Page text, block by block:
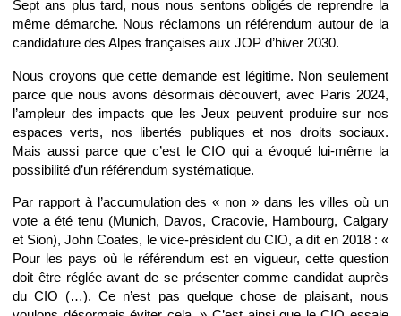
Sept ans plus tard, nous nous sentons obligés de reprendre la
même démarche. Nous réclamons un référendum autour de la
candidature des Alpes françaises aux JOP d’hiver 2030.
Nous croyons que cette demande est légitime. Non seulement
parce que nous avons désormais découvert, avec Paris 2024,
l’ampleur des impacts que les Jeux peuvent produire sur nos
espaces verts, nos libertés publiques et nos droits sociaux.
Mais aussi parce que c’est le CIO qui a évoqué lui-même la
possibilité d’un référendum systématique.
Par rapport à l’accumulation des « non » dans les villes où un
vote a été tenu (Munich, Davos, Cracovie, Hambourg, Calgary
et Sion), John Coates, le vice-président du CIO, a dit en 2018 : «
Pour les pays où le référendum est en vigueur, cette question
doit être réglée avant de se présenter comme candidat auprès
du CIO (…). Ce n’est pas quelque chose de plaisant, nous